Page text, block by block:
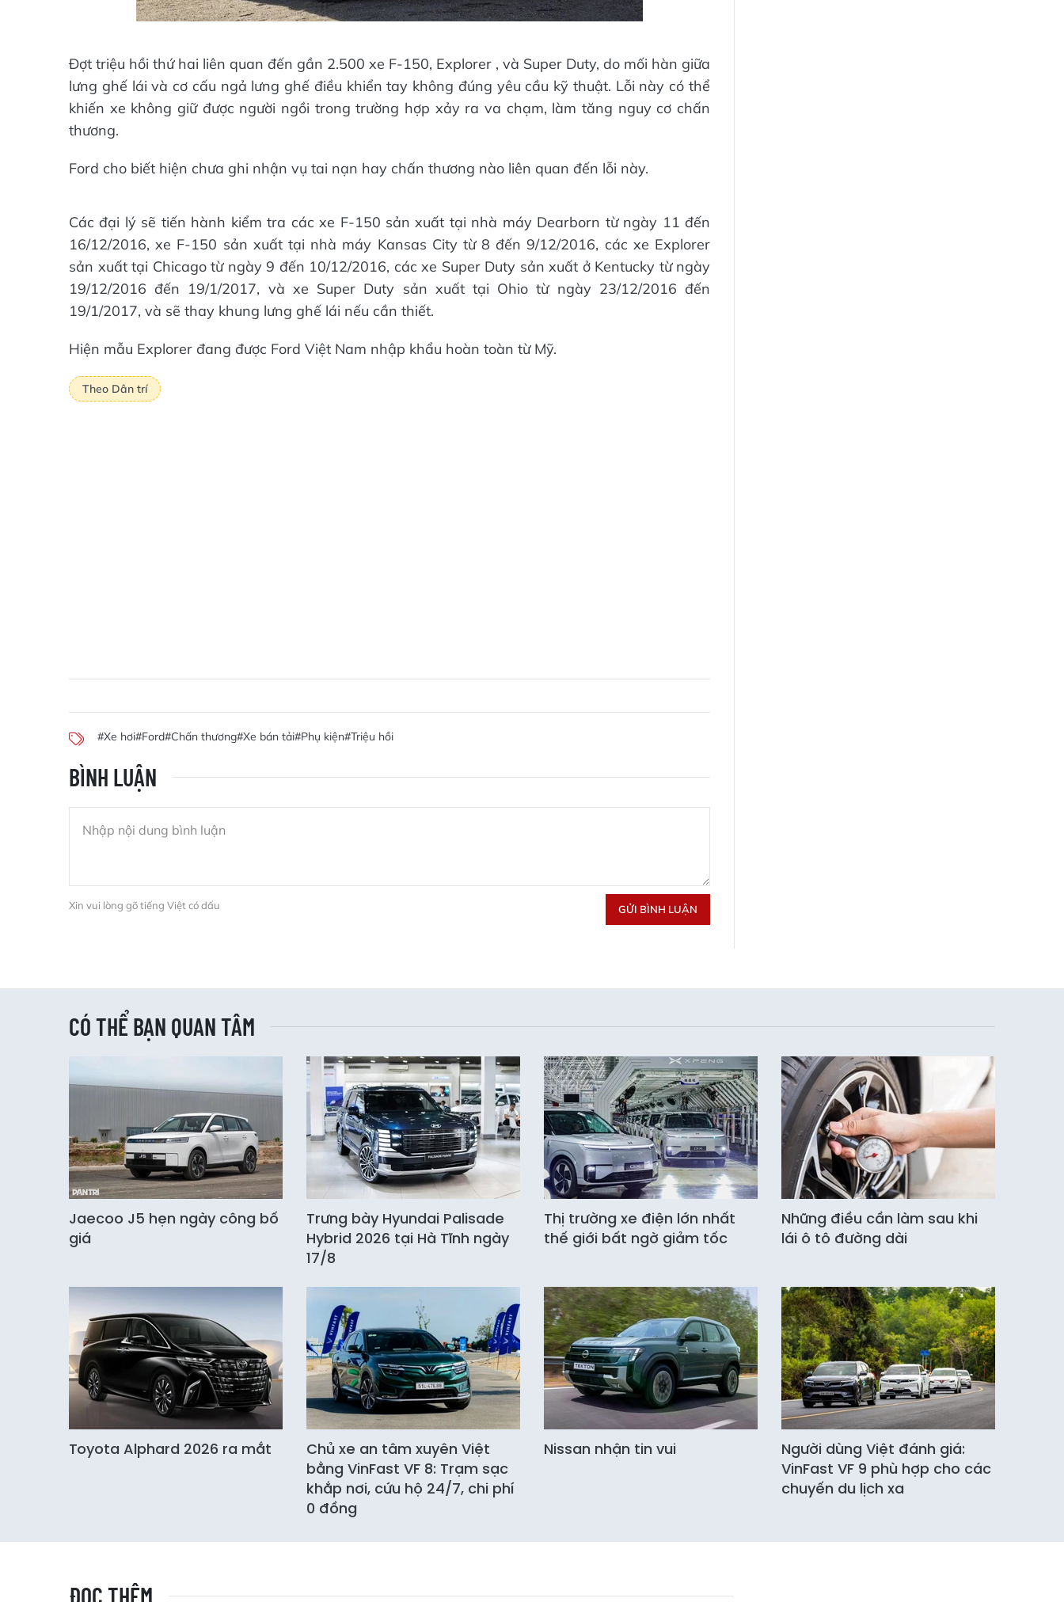
Đợt triệu hồi thứ hai liên quan đến gần 2.500 xe F-150, Explorer , và Super Duty, do mối hàn giữa
lưng ghế lái và cơ cấu ngả lưng ghế điều khiển tay không đúng yêu cầu kỹ thuật. Lỗi này có thể
khiến xe không giữ được người ngồi trong trường hợp xảy ra va chạm, làm tăng nguy cơ chấn
thương.
Ford cho biết hiện chưa ghi nhận vụ tai nạn hay chấn thương nào liên quan đến lỗi này.
Các đại lý sẽ tiến hành kiểm tra các xe F-150 sản xuất tại nhà máy Dearborn từ ngày 11 đến
16/12/2016, xe F-150 sản xuất tại nhà máy Kansas City từ 8 đến 9/12/2016, các xe Explorer
sản xuất tại Chicago từ ngày 9 đến 10/12/2016, các xe Super Duty sản xuất ở Kentucky từ ngày
19/12/2016 đến 19/1/2017, và xe Super Duty sản xuất tại Ohio từ ngày 23/12/2016 đến
19/1/2017, và sẽ thay khung lưng ghế lái nếu cần thiết.
Hiện mẫu Explorer đang được Ford Việt Nam nhập khẩu hoàn toàn từ Mỹ.
Theo Dân trí
#Xe hơi#Ford#Chấn thương#Xe bán tải#Phụ kiện#Triệu hồi
BÌNH LUẬN
Xin vui lòng gõ tiếng Việt có dấu GỬI BÌNH LUẬN
CÓ THỂ BẠN QUAN TÂM
Jaecoo J5 hẹn ngày công bố
giá
Trưng bày Hyundai Palisade
Hybrid 2026 tại Hà Tĩnh ngày
17/8
Thị trường xe điện lớn nhất
thế giới bất ngờ giảm tốc
Những điều cần làm sau khi
lái ô tô đường dài
Toyota Alphard 2026 ra mắt
Chủ xe an tâm xuyên Việt
bằng VinFast VF 8: Trạm sạc
khắp nơi, cứu hộ 24/7, chi phí
0 đồng
Nissan nhận tin vui
Người dùng Việt đánh giá:
VinFast VF 9 phù hợp cho các
chuyến du lịch xa
ĐỌC THÊM